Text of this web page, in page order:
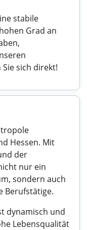
stabile
Grad an
sich direkt!
Hessen. Mit
der
nur ein
sondern auch
Berufstätige.
dynamisch und
Lebensqualität